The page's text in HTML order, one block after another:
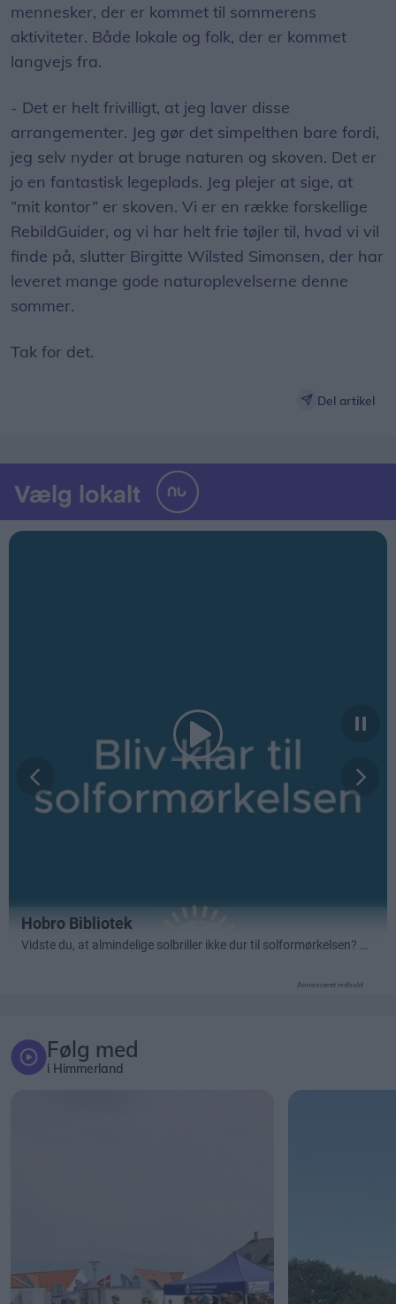
mennesker, der er kommet til sommerens
aktiviteter. Både lokale og folk, der er kommet
langvejs fra.
- Det er helt frivilligt, at jeg laver disse
arrangementer. Jeg gør det simpelthen bare fordi,
jeg selv nyder at bruge naturen og skoven. Det er
jo en fantastisk legeplads. Jeg plejer at sige, at
”mit kontor” er skoven. Vi er en række forskellige
RebildGuider, og vi har helt frie tøjler til, hvad vi vil
finde på, slutter Birgitte Wilsted Simonsen, der har
leveret mange gode naturoplevelserne denne
sommer.
Tak for det.
Del artikel
Annonceret indhold
Følg med
i Himmerland